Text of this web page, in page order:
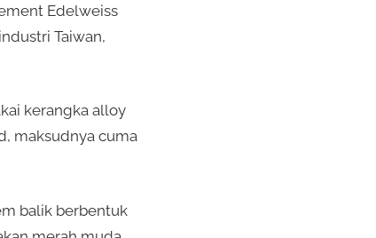
Edelweiss
Taiwan,
kerangka alloy
maksudnya cuma
balik berbentuk